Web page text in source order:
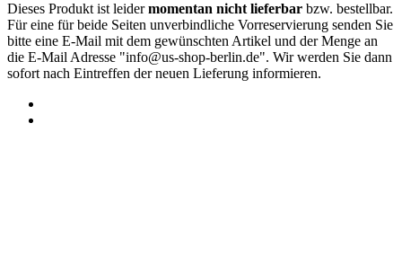
Dieses Produkt ist leidermomentan nicht lieferbar bzw. bestellbar.
Für eine für beide Seiten unverbindliche Vorreservierung senden Sie
bitte eine E-Mail mit dem gewünschten Artikel und der Menge an
die E-Mail Adresse "info@us-shop-berlin.de". Wir werden Sie dann
sofort nach Eintreffen der neuen Lieferung informieren.